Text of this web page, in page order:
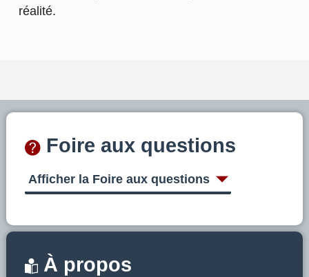
réalité.
Foire aux questions
Afficher la Foire aux questions
À propos